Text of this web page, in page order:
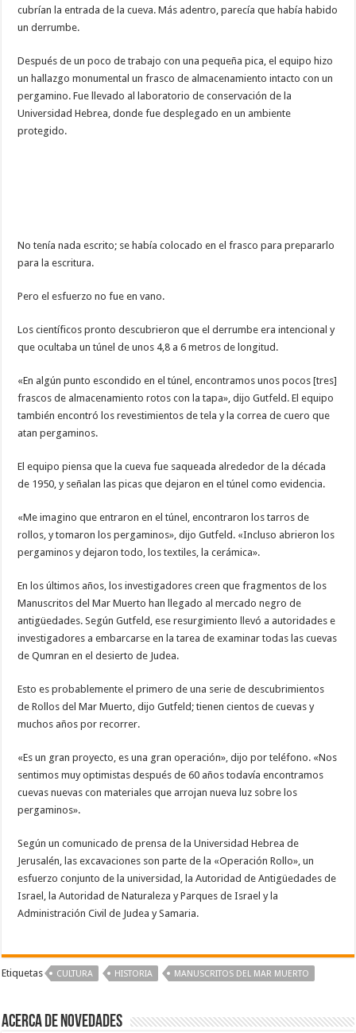
cubrían la entrada de la cueva. Más adentro, parecía que había habido
un derrumbe.
Después de un poco de trabajo con una pequeña pica, el equipo hizo
un hallazgo monumental un frasco de almacenamiento intacto con un
pergamino. Fue llevado al laboratorio de conservación de la
Universidad Hebrea, donde fue desplegado en un ambiente
protegido.
No tenía nada escrito; se había colocado en el frasco para prepararlo
para la escritura.
Pero el esfuerzo no fue en vano.
Los científicos pronto descubrieron que el derrumbe era intencional y
que ocultaba un túnel de unos 4,8 a 6 metros de longitud.
«En algún punto escondido en el túnel, encontramos unos pocos [tres]
frascos de almacenamiento rotos con la tapa», dijo Gutfeld. El equipo
también encontró los revestimientos de tela y la correa de cuero que
atan pergaminos.
El equipo piensa que la cueva fue saqueada alrededor de la década
de 1950, y señalan las picas que dejaron en el túnel como evidencia.
«Me imagino que entraron en el túnel, encontraron los tarros de
rollos, y tomaron los pergaminos», dijo Gutfeld. «Incluso abrieron los
pergaminos y dejaron todo, los textiles, la cerámica».
En los últimos años, los investigadores creen que fragmentos de los
Manuscritos del Mar Muerto han llegado al mercado negro de
antigüedades. Según Gutfeld, ese resurgimiento llevó a autoridades e
investigadores a embarcarse en la tarea de examinar todas las cuevas
de Qumran en el desierto de Judea.
Esto es probablemente el primero de una serie de descubrimientos
de Rollos del Mar Muerto, dijo Gutfeld; tienen cientos de cuevas y
muchos años por recorrer.
«Es un gran proyecto, es una gran operación», dijo por teléfono. «Nos
sentimos muy optimistas después de 60 años todavía encontramos
cuevas nuevas con materiales que arrojan nueva luz sobre los
pergaminos».
Según un comunicado de prensa de la Universidad Hebrea de
Jerusalén, las excavaciones son parte de la «Operación Rollo», un
esfuerzo conjunto de la universidad, la Autoridad de Antigüedades de
Israel, la Autoridad de Naturaleza y Parques de Israel y la
Administración Civil de Judea y Samaria.
Etiquetas CULTURA HISTORIA MANUSCRITOS DEL MAR MUERTO
Acerca de NOVEDADES